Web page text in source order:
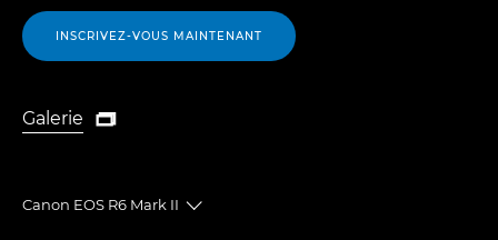
INSCRIVEZ-VOUS MAINTENANT
Galerie
Galerie

Canon EOS R6 Mark II
Toggle breadcrumbs